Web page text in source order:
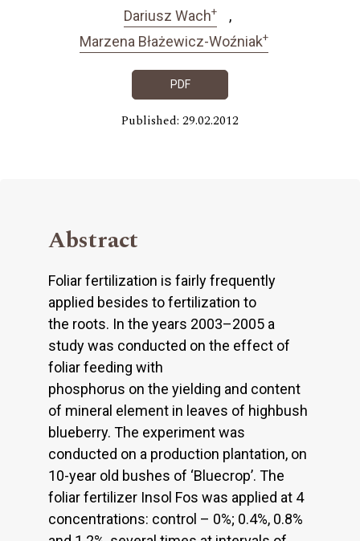
Dariusz Wach+
Marzena Błażewicz-Woźniak+
PDF
Published: 29.02.2012
Abstract
Foliar fertilization is fairly frequently
applied besides to fertilization to
the roots. In the years 2003–2005 a
study was conducted on the effect of
foliar feeding with
phosphorus on the yielding and content
of mineral element in leaves of highbush
blueberry. The experiment was
conducted on a production plantation, on
10-year old bushes of ‘Bluecrop’. The
foliar fertilizer Insol Fos was applied at 4
concentrations: control – 0%; 0.4%, 0.8%